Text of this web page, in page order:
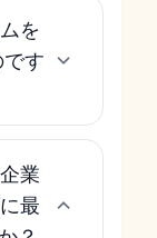
を
す
業
最